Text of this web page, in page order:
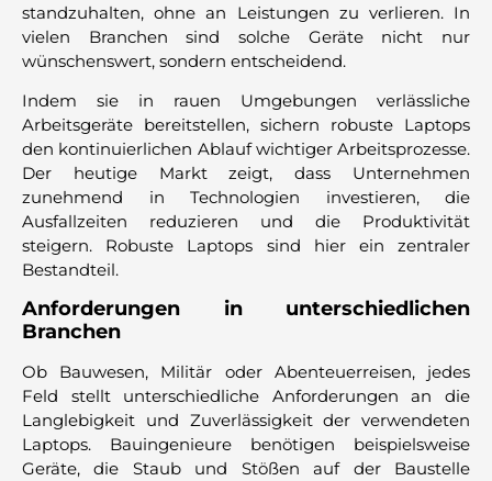
standzuhalten, ohne an Leistungen zu verlieren. In
vielen Branchen sind solche Geräte nicht nur
wünschenswert, sondern entscheidend.
Indem sie in rauen Umgebungen verlässliche
Arbeitsgeräte bereitstellen, sichern robuste Laptops
den kontinuierlichen Ablauf wichtiger Arbeitsprozesse.
Der heutige Markt zeigt, dass Unternehmen
zunehmend in Technologien investieren, die
Ausfallzeiten reduzieren und die Produktivität
steigern. Robuste Laptops sind hier ein zentraler
Bestandteil.
Anforderungen in unterschiedlichen
Branchen
Ob Bauwesen, Militär oder Abenteuerreisen, jedes
Feld stellt unterschiedliche Anforderungen an die
Langlebigkeit und Zuverlässigkeit der verwendeten
Laptops. Bauingenieure benötigen beispielsweise
Geräte, die Staub und Stößen auf der Baustelle